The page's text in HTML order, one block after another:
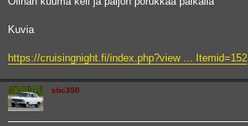
s
Kuvia
https://cruisingnight.fi/index.php?view ... Itemid=152
sbc350